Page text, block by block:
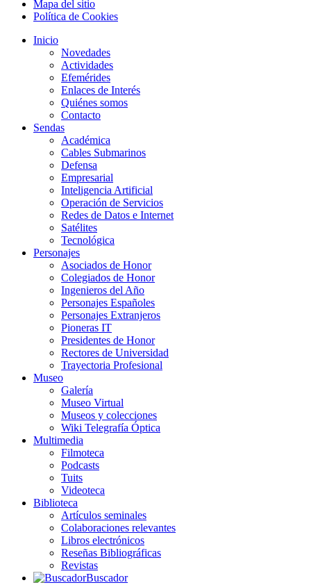
Mapa del sitio
Política de Cookies
Inicio
Novedades
Actividades
Efemérides
Enlaces de Interés
Quiénes somos
Contacto
Sendas
Académica
Cables Submarinos
Defensa
Empresarial
Inteligencia Artificial
Operación de Servicios
Redes de Datos e Internet
Satélites
Tecnológica
Personajes
Asociados de Honor
Colegiados de Honor
Ingenieros del Año
Personajes Españoles
Personajes Extranjeros
Pioneras IT
Presidentes de Honor
Rectores de Universidad
Trayectoria Profesional
Museo
Galería
Museo Virtual
Museos y colecciones
Wiki Telegrafía Óptica
Multimedia
Filmoteca
Podcasts
Tuits
Videoteca
Biblioteca
Artículos seminales
Colaboraciones relevantes
Libros electrónicos
Reseñas Bibliográficas
Revistas
Buscador